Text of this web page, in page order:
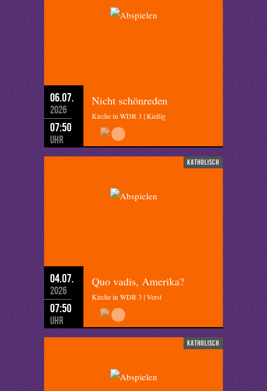
06.07.
2026
07:50
Uhr
Nicht schönreden
Kirche in WDR 3 | Kießig
katholisch
04.07.
2026
07:50
Uhr
Quo vadis, Amerika?
Kirche in WDR 3 | Verst
katholisch